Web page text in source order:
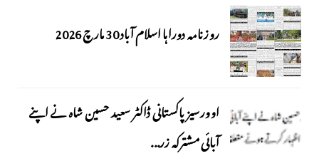
روزنامہ دوراہا اسلام آباد 30 مارچ 2026
اوورسیز پاکستانی ڈاکٹر سعید حسین شاہ نے اپنے
آبائی مشترکہ زر...